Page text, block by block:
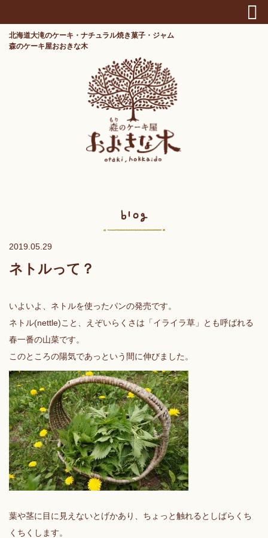
北海道大滝のケーキ・ナチュラル焼き菓子・ジャム
森のケーキ屋おおきな木
2019.05.29
ネトルって？
いよいよ、ネトルを使ったパンの発売です。
ネトル(nettle)こと、えぞいらくさは「イライラ草」とも呼ばれる
春一番の山菜です。
このところの陽気であっという間に伸びました。
葉や茎に目に見えないとげかあり、ちょっと触れるとしばらくち
くちくします。